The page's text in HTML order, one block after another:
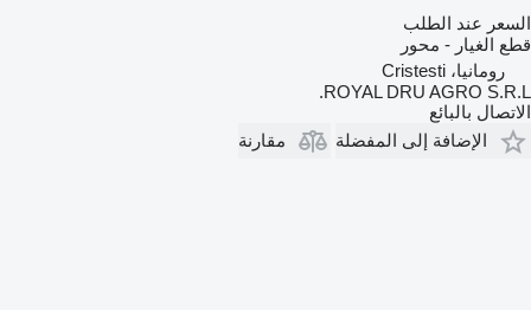
السعر عند الطلب
قطع الغيار - محور
رومانيا، Cristesti
ROYAL DRU AGRO S.R.L.
الاتصال بالبائع
الإضافة إلى المفضلة
مقارنة